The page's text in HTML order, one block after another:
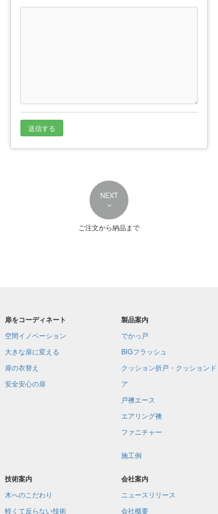
NEXT
ご注文から納品まで
扉をコーディネート
空間イノベーション
大きな扉に変える
扉の衣替え
安全安心の扉
製品案内
でかっ戸
BIGフラッシュ
クッション折戸・クッションド
ア
戸襖エース
エアリング襖
ファニチャー
施工例
技術案内
木へのこだわり
軽くて反らない技術
会社案内
ニュースリリース
会社概要